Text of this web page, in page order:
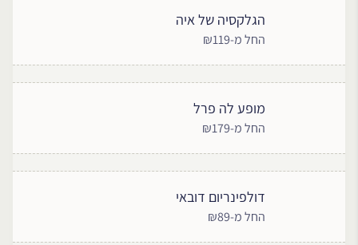
הגלקסיה של איה
החל מ-₪119
מופע לה פרל
החל מ-₪179
דולפינריום דובאי
החל מ-₪89